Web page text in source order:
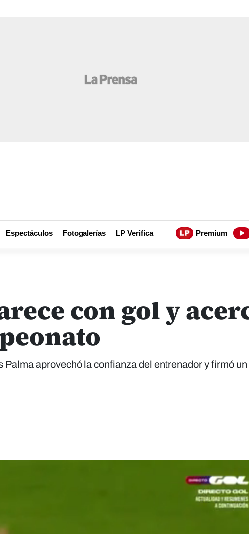
Espectáculos Fotogalerías LP Verifica Premium
con gol y
aprovechó la confianza del entrenador y firmó un